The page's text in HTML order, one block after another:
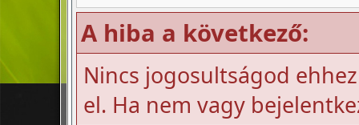
A hiba a következő:
Nincs jogosultságod
el. Ha nem vagy